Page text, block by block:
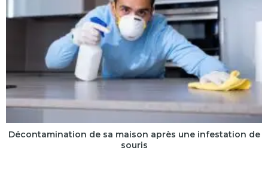
Décontamination de sa maison après une infestation de
souris